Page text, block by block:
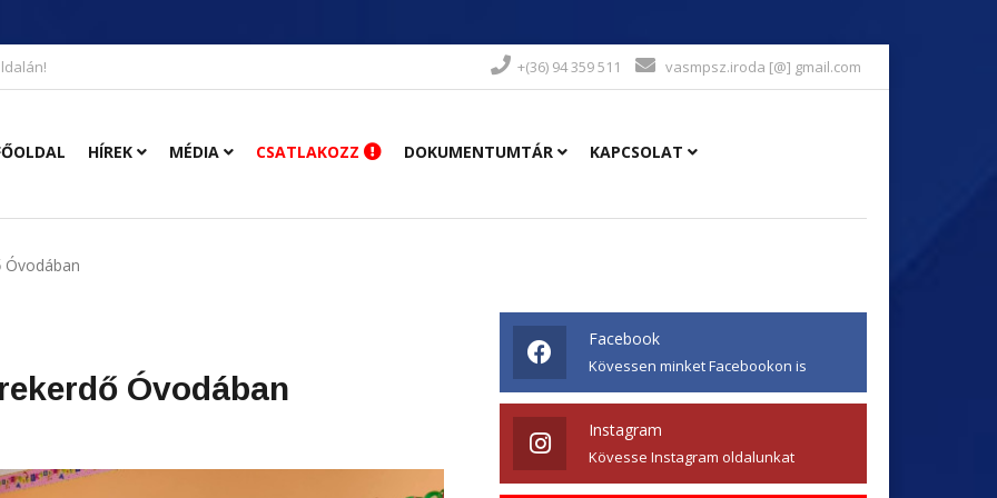
+(36) 94 359 511 vasmpsz.iroda [@] gmail.com
HÍREK MÉDIA CSATLAKOZZ DOKUMENTUMTÁR KAPCSOLAT
Óvodában
Facebook
Kövessen minket Facebookon is
Instagram
Kövesse Instagram oldalunkat